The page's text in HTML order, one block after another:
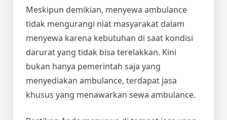
Meskipun demikian, menyewa ambulance
tidak mengurangi niat masyarakat dalam
menyewa karena kebutuhan di saat kondisi
darurat yang tidak bisa terelakkan. Kini
bukan hanya pemerintah saja yang
menyediakan ambulance, terdapat jasa
khusus yang menawarkan sewa ambulance.